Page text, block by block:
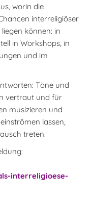
worin die
interreligiöser
können: in
in Workshops, in
und im
Töne und
vertraut und für
musizieren und
lassen,
treten.
interreligioese-